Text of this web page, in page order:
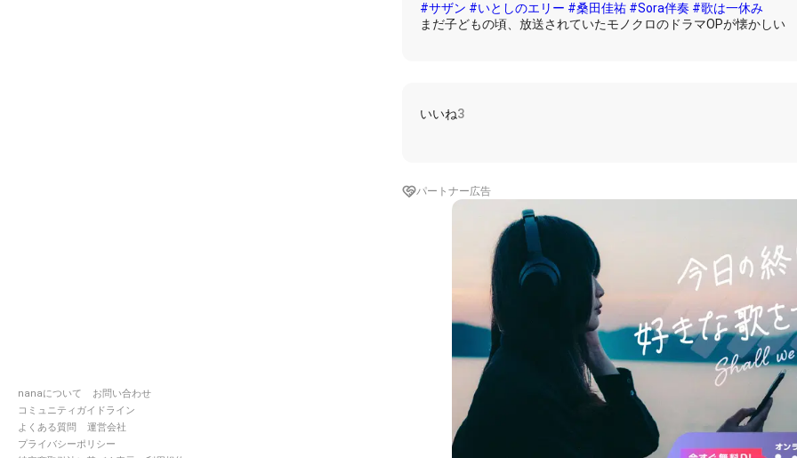
nanaについて
お問い合わせ
コミュニティガイドライン
よくある質問
運営会社
プライバシーポリシー
#サザン #いとしのエリー #桑田佳祐 #Sora伴奏 #歌は一休み
まだ子どもの頃、放送されていたモノクロのドラマOPが懐かしい
いいね3
パートナー広告